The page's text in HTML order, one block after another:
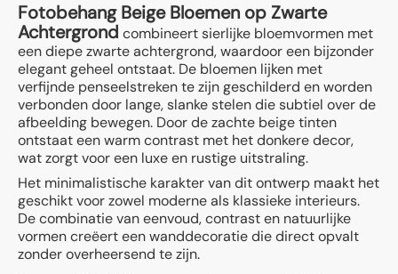
Fotobehang Beige Bloemen op Zwarte
Achtergrond combineert sierlijke bloemvormen met
een diepe zwarte achtergrond, waardoor een bijzonder
elegant geheel ontstaat. De bloemen lijken met
verfijnde penseelstreken te zijn geschilderd en worden
verbonden door lange, slanke stelen die subtiel over de
afbeelding bewegen. Door de zachte beige tinten
ontstaat een warm contrast met het donkere decor,
wat zorgt voor een luxe en rustige uitstraling.
Het minimalistische karakter van dit ontwerp maakt het
geschikt voor zowel moderne als klassieke interieurs.
De combinatie van eenvoud, contrast en natuurlijke
vormen creëert een wanddecoratie die direct opvalt
zonder overheersend te zijn.